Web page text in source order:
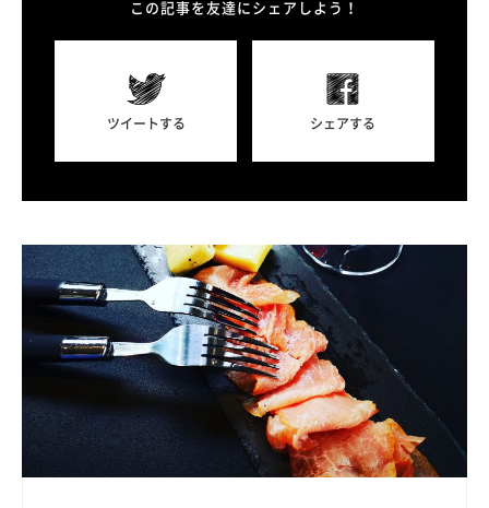
この記事を友達にシェアしよう！
ツイートする シェアする